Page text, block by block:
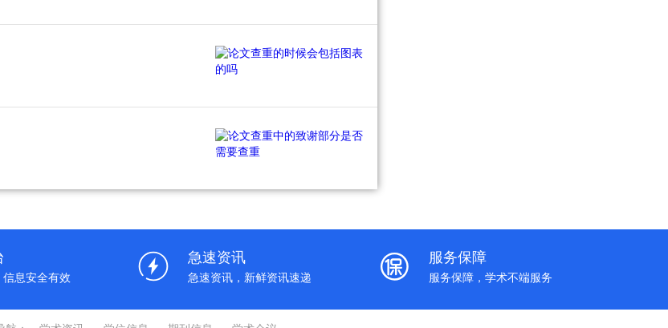
信息安全有效
急速资讯
急速资讯，新鲜资讯速递
服务保障
服务保障，学术不端服务